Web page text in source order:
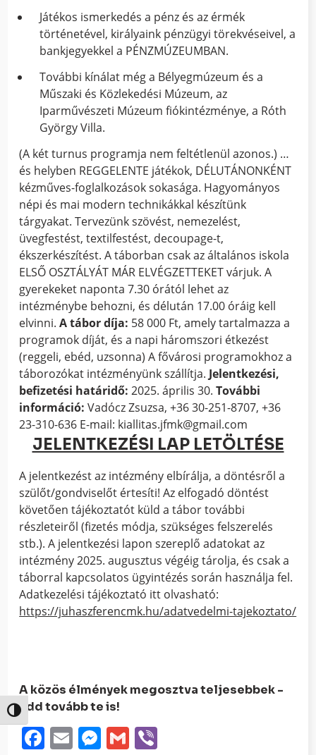
Nagy kontraszt váltása
Játékos ismerkedés a pénz és az érmék
történetével, királyaink pénzügyi törekvéseivel, a
bankjegyekkel a PÉNZMÚZEUMBAN.
További kínálat még a Bélyegmúzeum és a
Műszaki és Közlekedési Múzeum, az
Iparművészeti Múzeum fiókintézménye, a Róth
György Villa.
(A két turnus programja nem feltétlenül azonos.) …
és helyben REGGELENTE játékok, DÉLUTÁNONKÉNT
kézműves-foglalkozások sokasága. Hagyományos
népi és mai modern technikákkal készítünk
tárgyakat. Tervezünk szövést, nemezelést,
üvegfestést, textilfestést, decoupage-t,
ékszerkészítést. A táborban csak az általános iskola
ELSŐ OSZTÁLYÁT MÁR ELVÉGZETTEKET várjuk. A
gyerekeket naponta 7.30 órától lehet az
intézménybe behozni, és délután 17.00 óráig kell
elvinni.A tábor díja: 58 000 Ft, amely tartalmazza a
programok díját, és a napi háromszori étkezést
(reggeli, ebéd, uzsonna) A fővárosi programokhoz a
táborozókat intézményünk szállítja. Jelentkezési,
befizetési határidő: 2025. április 30.További
információ: Vadócz Zsuzsa, +36 30-251-8707, +36
23-310-636 E-mail: kiallitas.jfmk@gmail.com
JELENTKEZÉSI LAP LETÖLTÉSE
A jelentkezést az intézmény elbírálja, a döntésről a
szülőt/gondviselőt értesíti! Az elfogadó döntést
követően tájékoztatót küld a tábor további
részleteiről (fizetés módja, szükséges felszerelés
stb.). A jelentkezési lapon szereplő adatokat az
intézmény 2025. augusztus végéig tárolja, és csak a
táborral kapcsolatos ügyintézés során használja fel.
Adatkezelési tájékoztató itt olvasható:
https://juhaszferencmk.hu/adatvedelmi-tajekoztato/
A közös élmények megosztva teljesebbek -
add tovább te is!
Facebook
EmailMessenger
Gmail